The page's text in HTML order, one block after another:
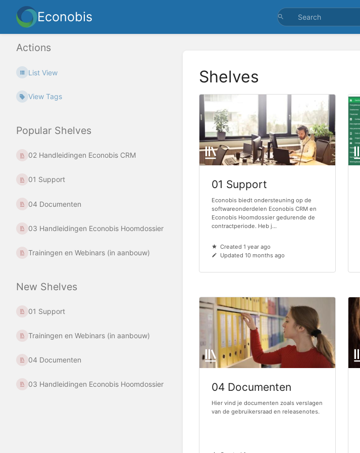
Econobis
Actions
List View
View Tags
Popular Shelves
02 Handleidingen Econobis CRM
01 Support
04 Documenten
03 Handleidingen Econobis Hoomdossier
Trainingen en Webinars (in aanbouw)
New Shelves
01 Support
Trainingen en Webinars (in aanbouw)
04 Documenten
03 Handleidingen Econobis Hoomdossier
Shelves
01 Support
Econobis biedt ondersteuning op de
softwareonderdelen Econobis CRM en
Econobis Hoomdossier gedurende de
contractperiode. Heb j...
Created 1 year ago
Updated 10 months ago
04 Documenten
Hier vind je documenten zoals verslagen
van de gebruikersraad en releasenotes.